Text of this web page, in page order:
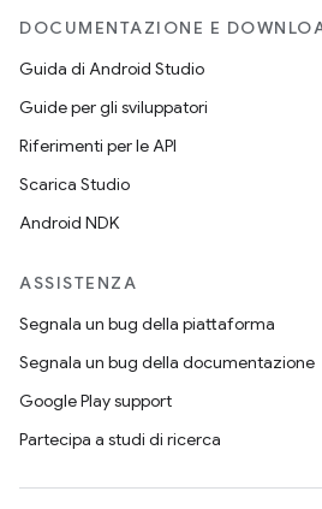
DOCUMENTAZIONE E
Guida di Android Studio
Guide per gli sviluppatori
Riferimenti per le API
Scarica Studio
Android NDK
ASSISTENZA
Segnala un bug della piattaforma
Segnala un bug della documentazione
Google Play support
Partecipa a studi di ricerca